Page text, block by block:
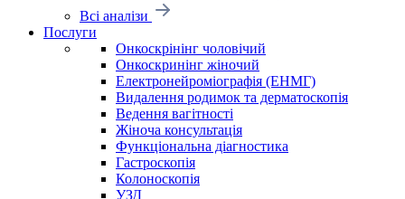
Всі аналізи
Послуги
Онкоскрінінг чоловічий
Онкоскринінг жіночий
Електронейроміографія (ЕНМГ)
Видалення родимок та дерматоскопія
Ведення вагітності
Жіноча консультація
Функціональна діагностика
Гастроскопія
Колоноскопія
УЗД